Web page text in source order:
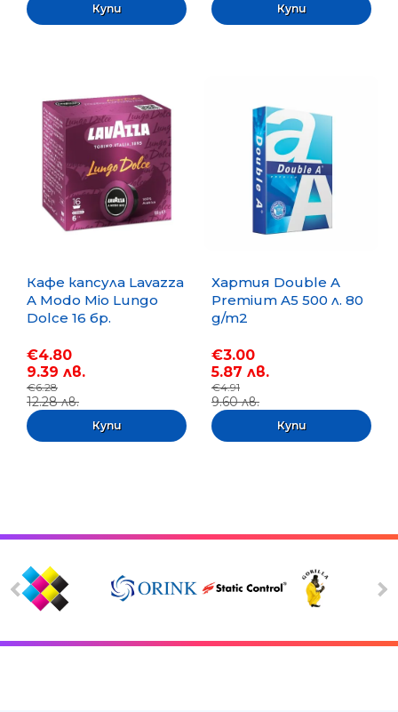
Кафе капсула Lavazza
A Modo Mio Lungo
Dolce 16 бр.
€4.80
9.39 лв.
€6.28
12.28 лв.
Хартия Double A
Premium A5 500 л. 80
g/m2
€3.00
5.87 лв.
€4.91
9.60 лв.